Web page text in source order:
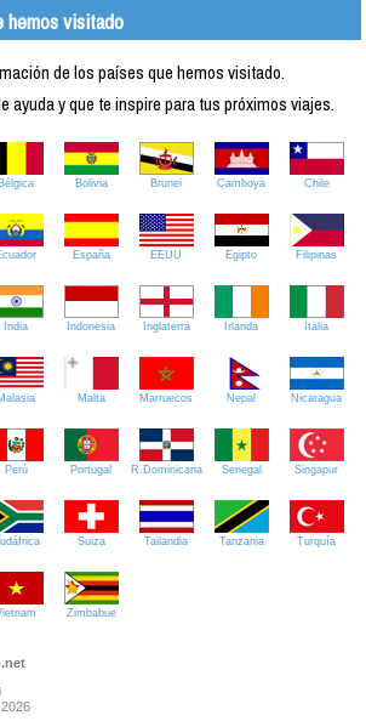
hemos visitado
de los países que hemos visitado.
ayuda y que te inspire para tus próximos viajes.
Bélgica Bolivia Brunei Camboya Chile
España EEUU Egipto Filipinas
India Indonesia Inglaterra Irlanda Italia
Malta Marruecos Nepal Nicaragua
Perú Portugal R.Dominicana Senegal Singapur
Suiza Tailandia Tanzania Turquía
Zimbabue